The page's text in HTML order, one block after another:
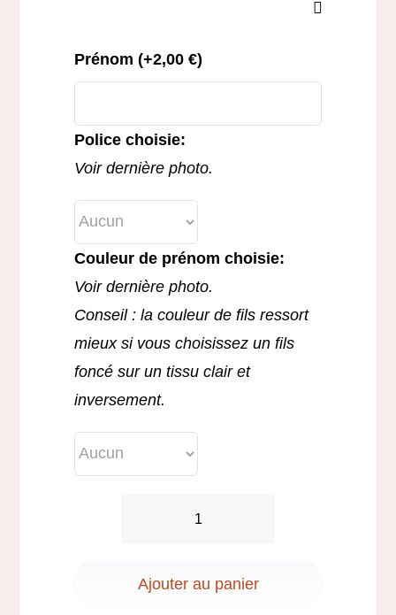
Prénom(+2,00€)
Police choisie:
Voir dernière photo.
Couleur de prénom choisie:
Voir dernière photo.
Conseil : la couleur de fils ressort
mieux si vous choisissez un fils
foncé sur un tissu clair et
inversement.
Serviette
Ajouter au panier